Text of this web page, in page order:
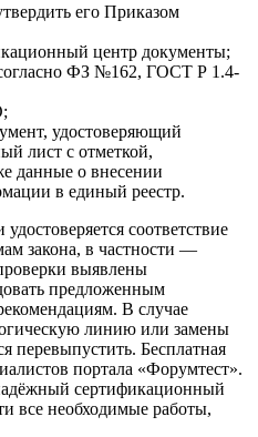
его Приказом
центр документы;
ФЗ №162, ГОСТ Р 1.4-
удостоверяющий
лист с отметкой,
данные о внесении
в единый реестр.
соответствие
закона, в частности —
выявлены
предложенным
В случае
линию или замены
перевыпустить. Бесплатная
портала «Форумтест».
сертификационный
все необходимые работы,